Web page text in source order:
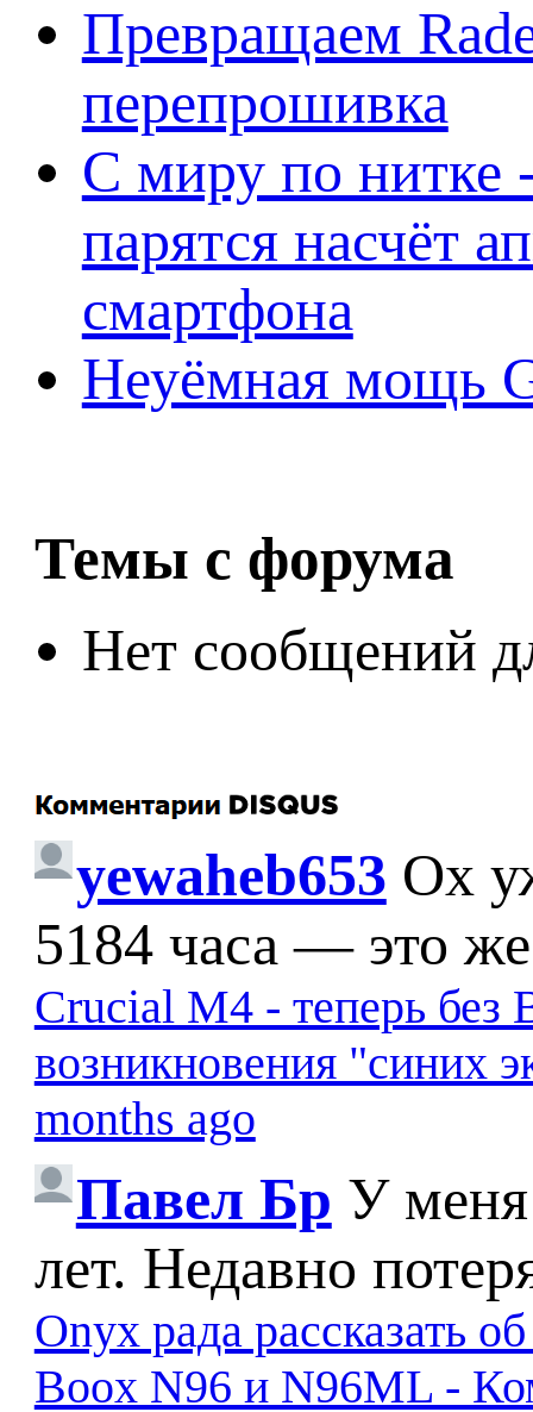
Превращаем
перепрошивка
С миру по нитке
парятся насчёт
смартфона
Неуёмная мощь
Темы с форума
Нет сообщений
yewaheb653 Ох
5184 часа — это
Crucial M4 - теперь без
возникновения "синих
months ago
Павел Бр У меня
лет. Недавно
Onyx рада рассказать
Boox N96 и N96ML -